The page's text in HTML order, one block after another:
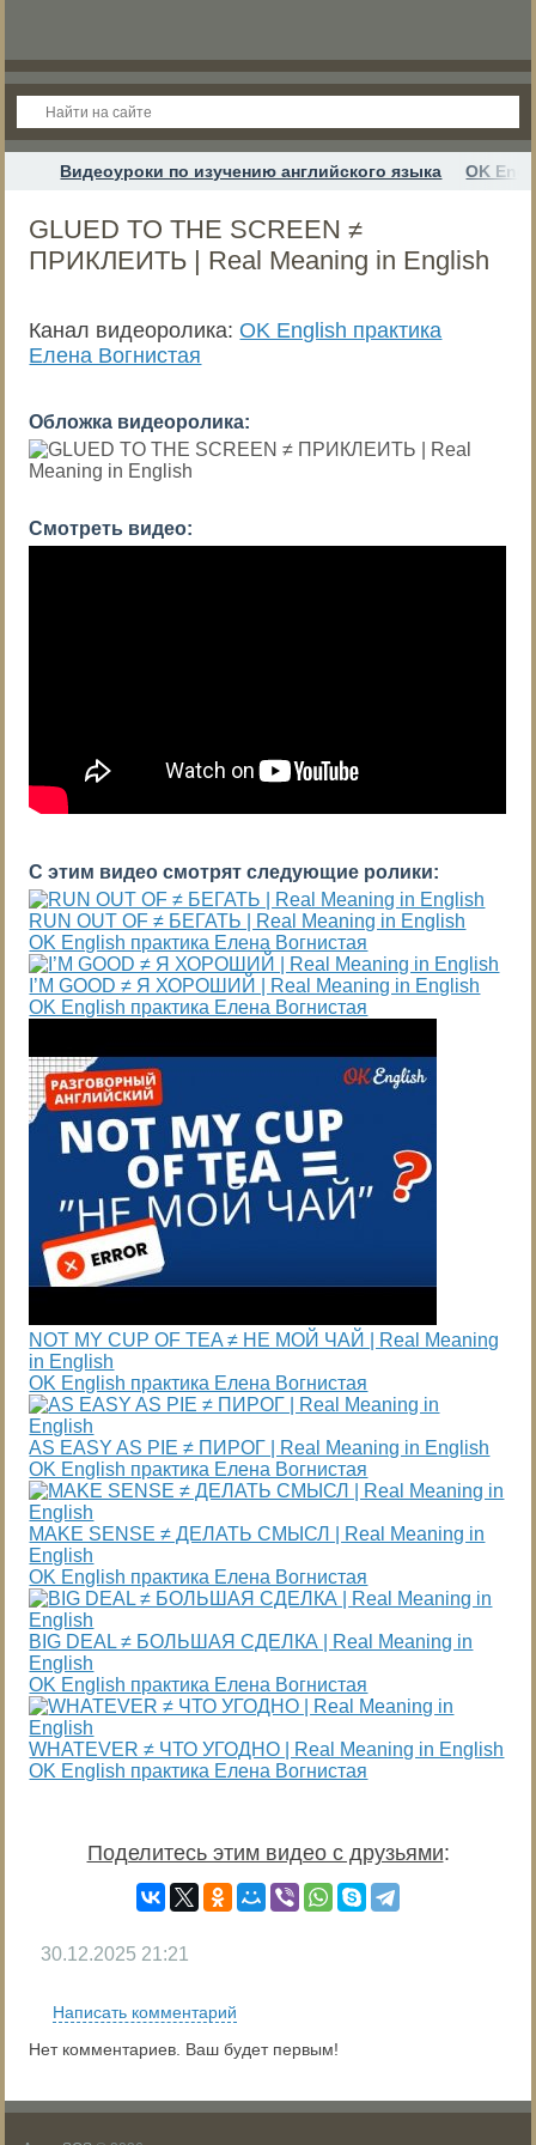
Видеоуроки по изучению английского языка OK
GLUED TO THE SCREEN ≠
ПРИКЛЕИТЬ | Real Meaning in English
Канал видеоролика: OK English практика
Елена Вогнистая
Обложка видеоролика:
Смотреть видео:
С этим видео смотрят следующие ролики:
RUN OUT OF ≠ БЕГАТЬ | Real Meaning in English
OK English практика Елена Вогнистая
I’M GOOD ≠ Я ХОРОШИЙ | Real Meaning in English
OK English практика Елена Вогнистая
NOT MY CUP OF TEA ≠ НЕ МОЙ ЧАЙ | Real Meaning
in English
OK English практика Елена Вогнистая
AS EASY AS PIE ≠ ПИРОГ | Real Meaning in English
OK English практика Елена Вогнистая
MAKE SENSE ≠ ДЕЛАТЬ СМЫСЛ | Real Meaning in
English
OK English практика Елена Вогнистая
BIG DEAL ≠ БОЛЬШАЯ СДЕЛКА | Real Meaning in
English
OK English практика Елена Вогнистая
WHATEVER ≠ ЧТО УГОДНО | Real Meaning in English
OK English практика Елена Вогнистая
Поделитесь этим видео с друзьями:
30.12.2025 21:21
Написать комментарий
Нет комментариев. Ваш будет первым!